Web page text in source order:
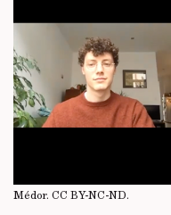
Médor. CC BY-NC-ND.